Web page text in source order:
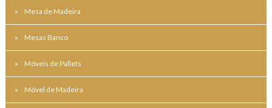
Mesa de Madeira
Mesas Banco
Móveis de Pallets
Móvel de Madeira